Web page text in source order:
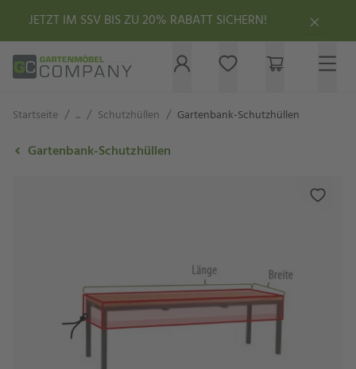
JETZT IM SSV BIS ZU 20% RABATT SICHERN!
Startseite / ... / Schutzhüllen / Gartenbank-Schutzhüllen
Gartenbank-Schutzhüllen